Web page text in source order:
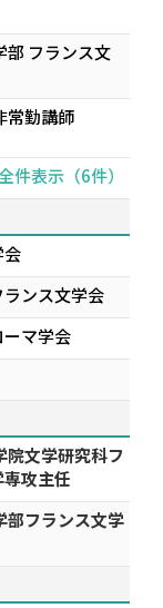
部 フランス文
常勤講師
件表示（6件）
会
ンス文学会
マ学会
院文学研究科フ
攻主任
部フランス文学